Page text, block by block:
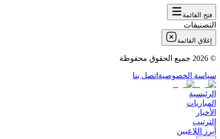
فتح القائمة
التصنيفات
إغلاق القائمة
©
2026 جميع الحقوق محفوظة
سياسة الخصوصية اتصل بنا
الرئيسية
المباريات
الأخبار
الترتيب
أبرز اللاعبين